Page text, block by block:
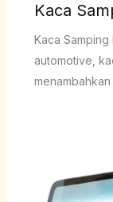
Kaca
Kaca Samping
automotive,